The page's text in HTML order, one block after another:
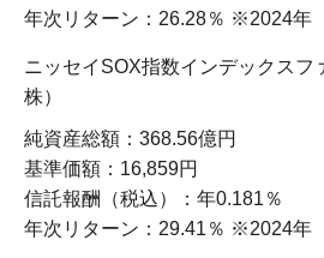
年次リターン：26.28％ ※2024年
ニッセイSOX指数インデックスフ
株）
純資産総額：368.56億円
基準価額：16,859円
信託報酬（税込）：年0.181％
年次リターン：29.41％ ※2024年